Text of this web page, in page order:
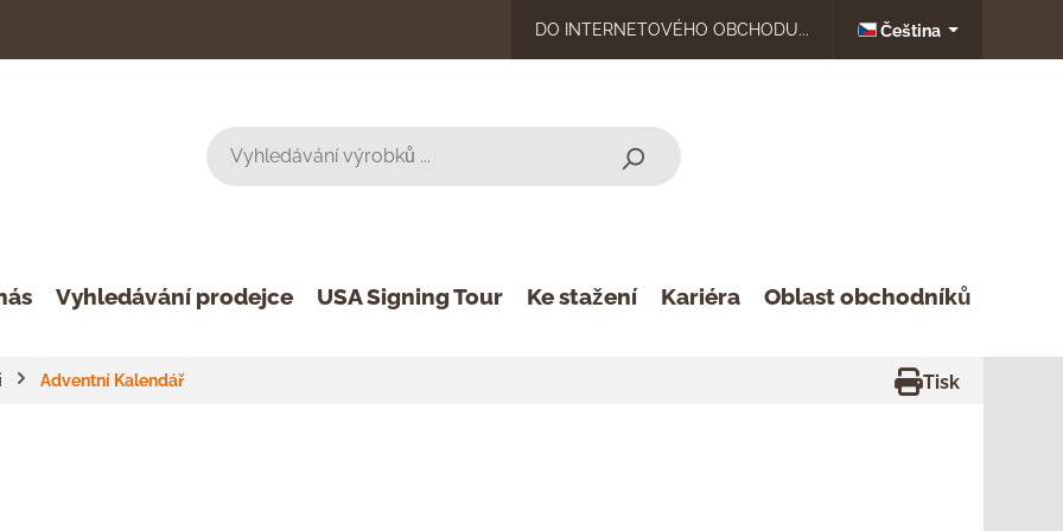
DO INTERNETOVÉHO OBCHODU... Čeština
Vyhledávání prodejce USA Signing Tour Ke stažení Kariéra Oblast obchodníků
Adventní Kalendář Tisk